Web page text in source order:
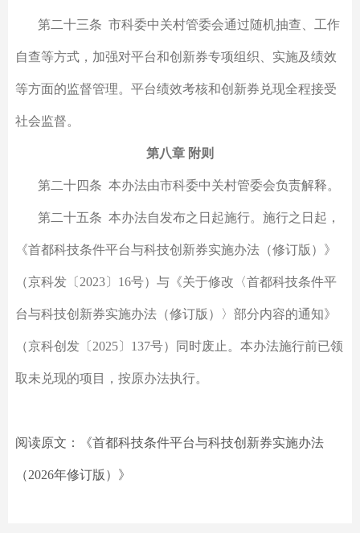
第二十三条 市科委中关村管委会通过随机抽查、工作
自查等方式，加强对平台和创新券专项组织、实施及绩效
等方面的监督管理。平台绩效考核和创新券兑现全程接受
社会监督。
第八章 附则
第二十四条 本办法由市科委中关村管委会负责解释。
第二十五条 本办法自发布之日起施行。施行之日起，
《首都科技条件平台与科技创新券实施办法（修订版）》
（京科发〔2023〕16号）与《关于修改〈首都科技条件平
台与科技创新券实施办法（修订版）〉部分内容的通知》
（京科创发〔2025〕137号）同时废止。本办法施行前已领
取未兑现的项目，按原办法执行。
阅读原文：《首都科技条件平台与科技创新券实施办法
（2026年修订版）》